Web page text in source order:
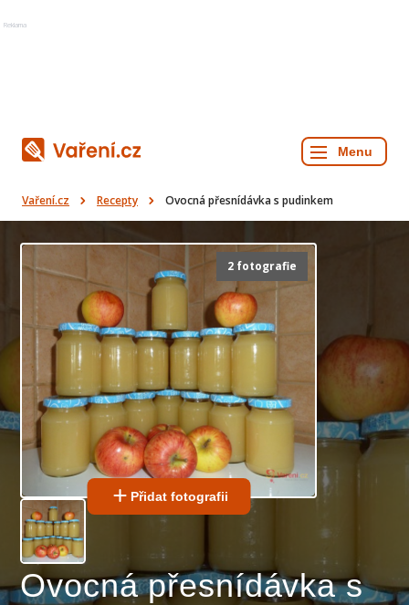
Reklama
Vaření.cz Recepty Ovocná přesnídávka s pudinkem
2 fotografie
Přidat fotografii
Ovocná přesnídávka s